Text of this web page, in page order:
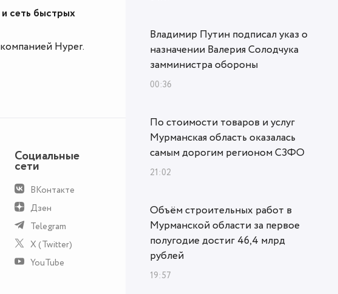
сеть быстрых
Hyper.
Социальные
сети
ВКонтакте
Дзен
Telegram
X (Twitter)
YouTube
Владимир Путин подписал указ о
назначении Валерия Солодчука
замминистра обороны
00:36
По стоимости товаров и услуг
Мурманская область оказалась
самым дорогим регионом СЗФО
21:02
Объём строительных работ в
Мурманской области за первое
полугодие достиг 46,4 млрд
рублей
19:57